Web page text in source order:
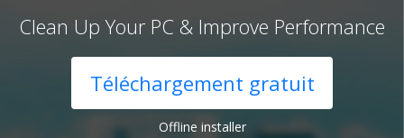
Clean Up Your PC & Improve Performance
Téléchargement gratuit
Offline installer